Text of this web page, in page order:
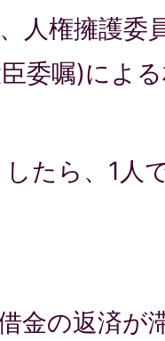
人権擁護委
委嘱)によ
たら、1人
金の返済が